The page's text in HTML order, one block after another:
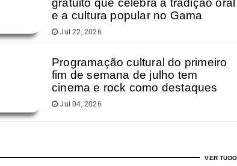
e a cultura popular no Gama
Jul 22, 2026
Programação cultural do primeiro
fim de semana de julho tem
cinema e rock como destaques
Jul 04, 2026
VER TUDO